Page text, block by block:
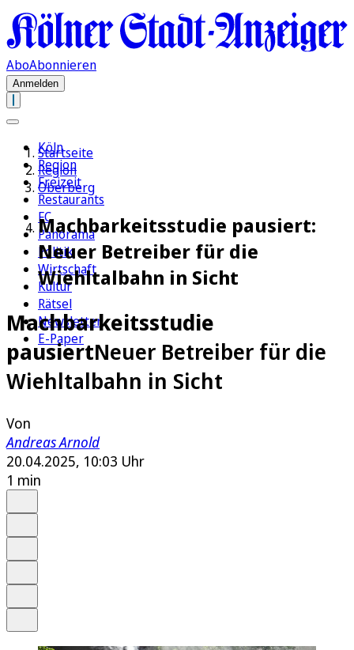
AboAbonnieren
Anmelden
Köln
Region
Freizeit
Restaurants
FC
Panorama
Politik
Wirtschaft
Kultur
Rätsel
Newsletter
E-Paper
Startseite
Region
Oberberg
Machbarkeitsstudie pausiert:
Neuer Betreiber für die
Wiehltalbahn in Sicht
Machbarkeitsstudie
pausiertNeuer Betreiber für die
Wiehltalbahn in Sicht
Von
Andreas Arnold
20.04.2025, 10:03 Uhr
1 min